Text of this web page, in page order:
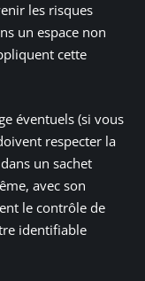
les risques
un espace non
cette
éventuels (si vous
respecter la
un sachet
avec son
le contrôle de
identifiable